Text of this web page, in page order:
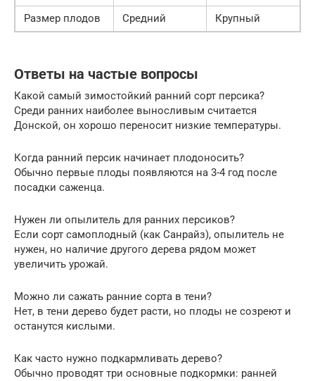
Размер плодов
Средний Крупный
Ответы на частые вопросы
Какой самый зимостойкий ранний сорт персика?
Среди ранних наиболее выносливым считается
Донской, он хорошо переносит низкие температуры.
Когда ранний персик начинает плодоносить?
Обычно первые плоды появляются на 3-4 год после
посадки саженца.
Нужен ли опылитель для ранних персиков?
Если сорт самоплодный (как Санрайз), опылитель не
нужен, но наличие другого дерева рядом может
увеличить урожай.
Можно ли сажать ранние сорта в тени?
Нет, в тени дерево будет расти, но плоды не созреют и
останутся кислыми.
Как часто нужно подкармливать дерево?
Обычно проводят три основные подкормки: ранней